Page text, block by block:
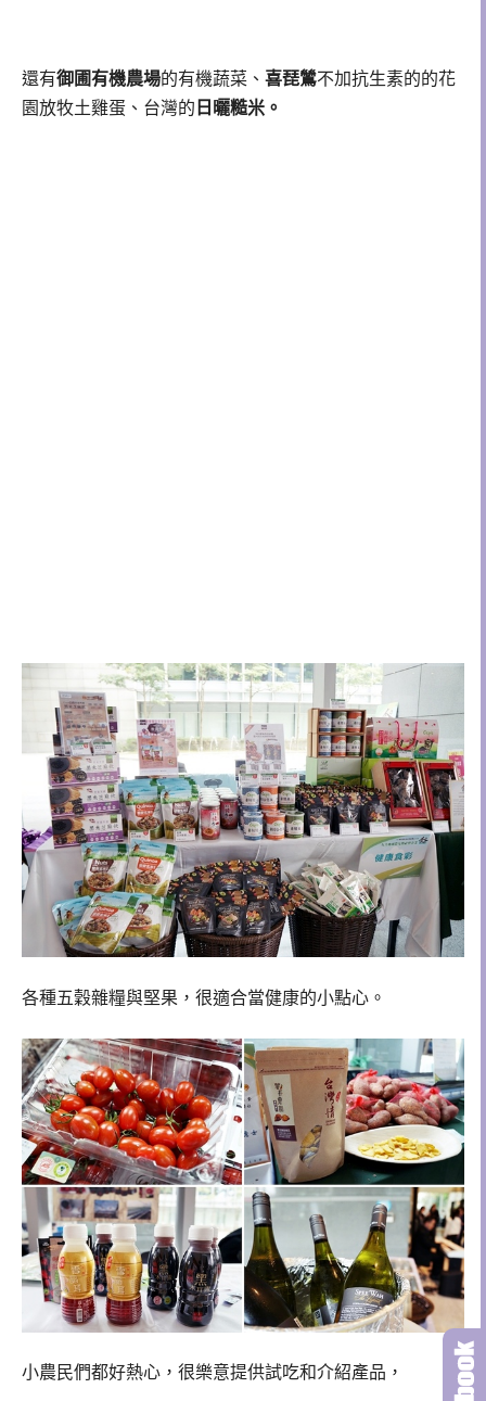
還有御圃有機農場的有機蔬菜、 喜琵鷥不加抗生素的的花
園放牧土雞蛋、台灣的 日曬糙米 。
各種五穀雜糧與堅果，很適合當健康的小點心。
小農民們都好熱心，很樂意提供試吃和介紹產品，